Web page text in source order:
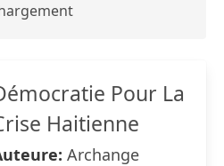
Pour La
Haitienne
Archange